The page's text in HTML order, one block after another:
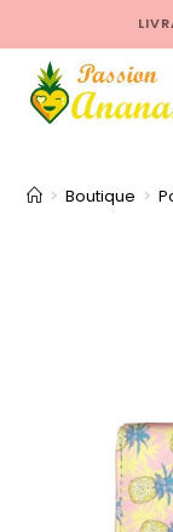
> Boutique >